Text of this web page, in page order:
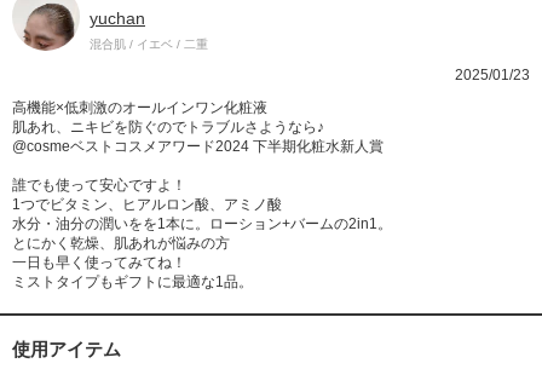
yuchan
混合肌 / イエベ / 二重
2025/01/23
高機能×低刺激のオールインワン化粧液
肌あれ、ニキビを防ぐのでトラブルさようなら♪
@cosmeベストコスメアワード2024 下半期化粧水新人賞
誰でも使って安心ですよ！
1つでビタミン、ヒアルロン酸、アミノ酸
水分・油分の潤いをを1本に。ローション+バームの2in1。
とにかく乾燥、肌あれが悩みの方
一日も早く使ってみてね！
ミストタイプもギフトに最適な1品。
使用アイテム